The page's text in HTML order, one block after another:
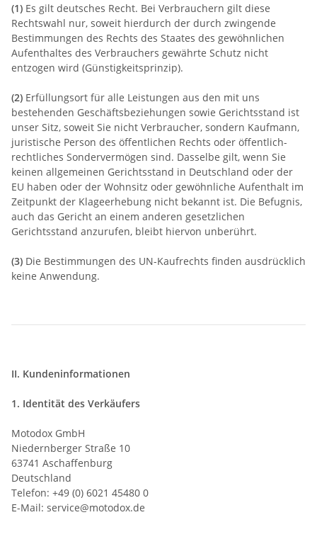
(1) Es gilt deutsches Recht. Bei Verbrauchern gilt diese
Rechtswahl nur, soweit hierdurch der durch zwingende
Bestimmungen des Rechts des Staates des gewöhnlichen
Aufenthaltes des Verbrauchers gewährte Schutz nicht
entzogen wird (Günstigkeitsprinzip).
(2) Erfüllungsort für alle Leistungen aus den mit uns
bestehenden Geschäftsbeziehungen sowie Gerichtsstand ist
unser Sitz, soweit Sie nicht Verbraucher, sondern Kaufmann,
juristische Person des öffentlichen Rechts oder öffentlich-
rechtliches Sondervermögen sind. Dasselbe gilt, wenn Sie
keinen allgemeinen Gerichtsstand in Deutschland oder der
EU haben oder der Wohnsitz oder gewöhnliche Aufenthalt im
Zeitpunkt der Klageerhebung nicht bekannt ist. Die Befugnis,
auch das Gericht an einem anderen gesetzlichen
Gerichtsstand anzurufen, bleibt hiervon unberührt.
(3) Die Bestimmungen des UN-Kaufrechts finden ausdrücklich
keine Anwendung.
II. Kundeninformationen
1. Identität des Verkäufers
Motodox GmbH
Niedernberger Straße 10
63741 Aschaffenburg
Deutschland
Telefon: +49 (0) 6021 45480 0
E-Mail: service@motodox.de